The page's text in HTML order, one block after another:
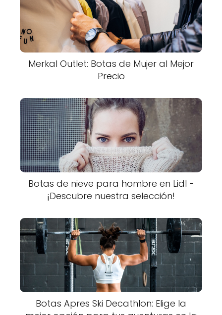
Merkal Outlet: Botas de Mujer al Mejor
Precio
Botas de nieve para hombre en Lidl -
¡Descubre nuestra selección!
Botas Apres Ski Decathlon: Elige la